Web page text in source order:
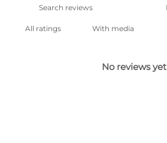
With media
No reviews yet